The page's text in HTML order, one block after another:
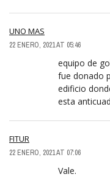
UNO MAS
22 ENERO, 2021 AT 05:46
equipo de
fue donado
edificio
esta
FITUR
22 ENERO, 2021 AT 07:06
Vale.